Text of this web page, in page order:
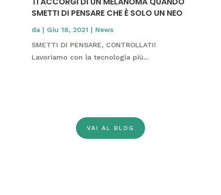
SMETTI DI PENSARE CHE È SOLO UN NEO
da | Giu 18, 2021 | News
SMETTI DI PENSARE, CONTROLLATI!
Lavoriamo con la tecnologia più...
VAI AL BLOG